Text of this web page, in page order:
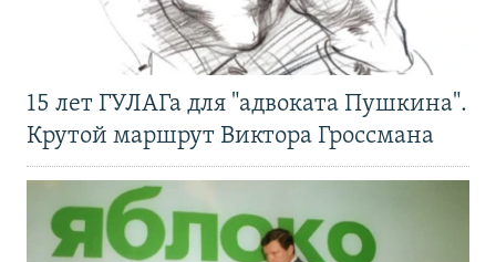
15 лет ГУЛАГа для "адвоката Пушкина".
Крутой маршрут Виктора Гроссмана